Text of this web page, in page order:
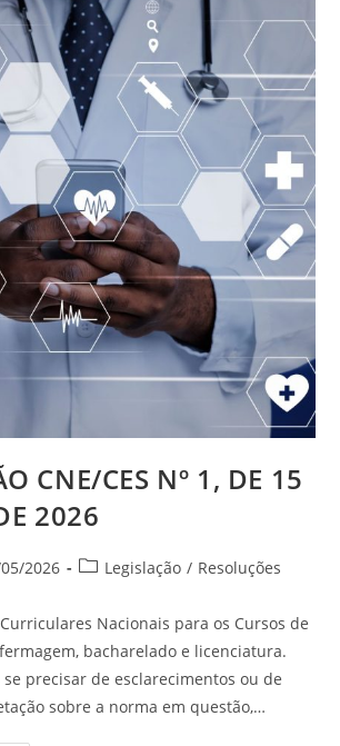
CNE/CES Nº 1, DE 15
2026
2026 Legislação / Resoluções
Nacionais para os Cursos de
bacharelado e licenciatura.
se precisar de esclarecimentos ou de
sobre a norma em questão,…